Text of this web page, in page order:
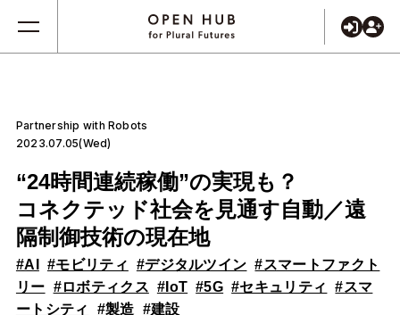
Partnership with Robots
2023.07.05(Wed)
“24時間連続稼働”の実現も？
コネクテッド社会を見通す自動／遠
隔制御技術の現在地
#AI #モビリティ #デジタルツイン #スマートファクト
リー #ロボティクス #IoT #5G #セキュリティ
#スマ
ートシティ
#製造 #建設